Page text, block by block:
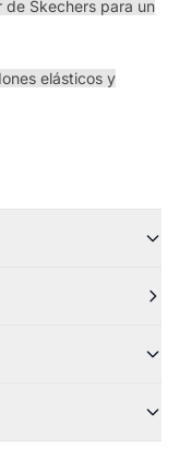
Skechers para un
elásticos y